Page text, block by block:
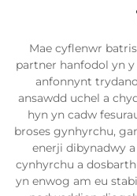
Mae cyflenwr
partner hanfodol yn
anfonnynt
ansawdd uchel a
hyn yn cadw
broses gynhyrchu,
enerji dibynadwy
cynhyrchu a
yn enwog am eu